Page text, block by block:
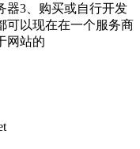
器3、购买或自行开发
可以现在在一个服务商
网站的